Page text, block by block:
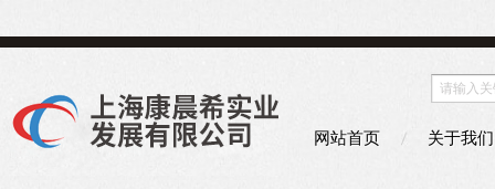
网站首页 关于我们